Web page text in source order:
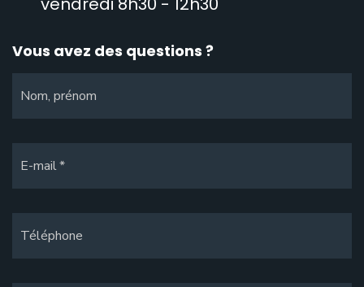
Vous avez des questions ?
Nom, prénom
E-mail
Téléphone